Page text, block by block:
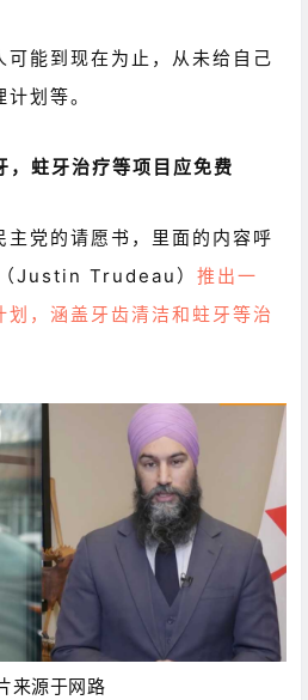
可能到现在为止，从未给自己
划等。
，蛀牙治疗等项目应免费
主党的请愿书，里面的内容呼
Justin Trudeau） 推出一
，涵盖牙齿清洁和蛀牙等治
来源于网路